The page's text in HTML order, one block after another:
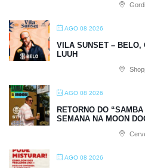
AGO 08 2026
VILA SUNSET – BELO,
LUUH
AGO 08 2026
RETORNO DO
SEMANA NA MOON
AGO 08 2026